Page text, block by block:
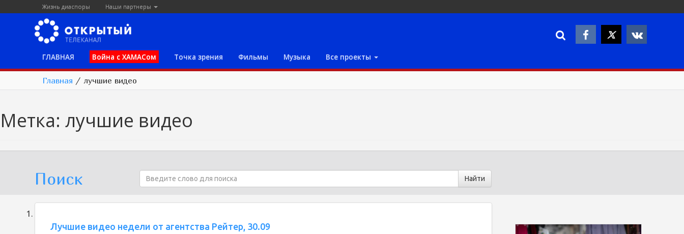
Жизнь диаспоры Наши партнеры
ГЛАВНАЯ Война с ХАМАСом Точка зрения Фильмы Музыка Все проекты
Главная / лучшие видео
Метка: лучшие видео
Поиск
Лучшие видео недели от агентства Рейтер, 30.09